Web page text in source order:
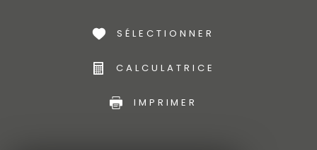
SÉLECTIONNER
CALCULATRICE
IMPRIMER